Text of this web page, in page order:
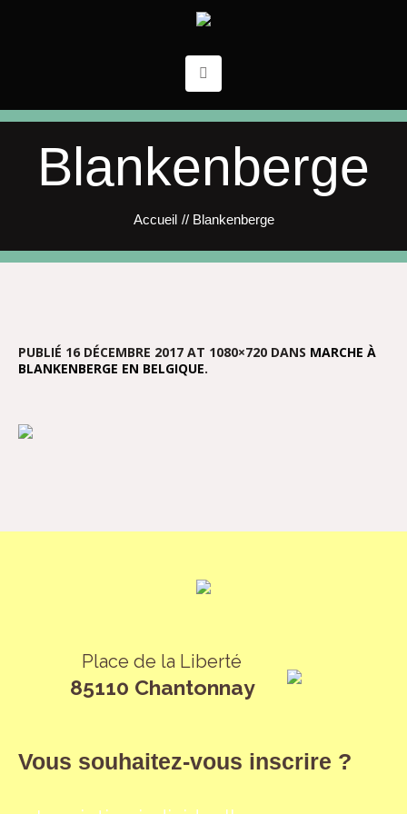
Blankenberge
Accueil // Blankenberge
PUBLIÉ 16 DÉCEMBRE 2017 AT 1080×720 DANS MARCHE À
BLANKENBERGE EN BELGIQUE.
Place de la Liberté
85110 Chantonnay
Vous souhaitez-vous inscrire ?